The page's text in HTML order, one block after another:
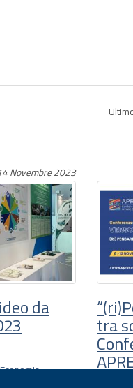
Novembre 2023
da
Economia
tra